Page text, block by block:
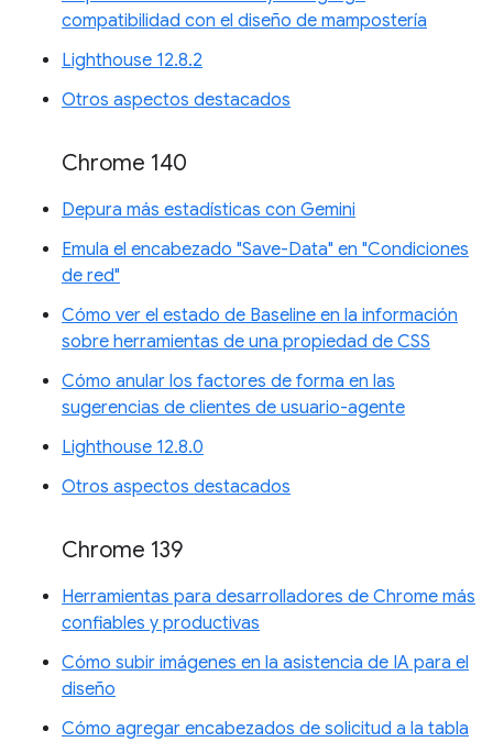
compatibilidad con el diseño de mampostería
Lighthouse 12.8.2
Otros aspectos destacados
Chrome 140
Depura más estadísticas con Gemini
Emula el encabezado "Save-Data" en "Condiciones
de red"
Cómo ver el estado de Baseline en la información
sobre herramientas de una propiedad de CSS
Cómo anular los factores de forma en las
sugerencias de clientes de usuario-agente
Lighthouse 12.8.0
Otros aspectos destacados
Chrome 139
Herramientas para desarrolladores de Chrome más
confiables y productivas
Cómo subir imágenes en la asistencia de IA para el
diseño
Cómo agregar encabezados de solicitud a la tabla